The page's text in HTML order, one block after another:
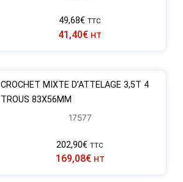
49,68€ TTC
41,40€ HT
CROCHET MIXTE D’ATTELAGE 3,5T 4
TROUS 83X56MM
17577
202,90€ TTC
169,08€ HT